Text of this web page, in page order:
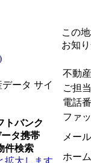
ータ サイ
トバンク
タ携帯
件検索
この
お知
不動
ご担
電話
ファ
メー
ホー